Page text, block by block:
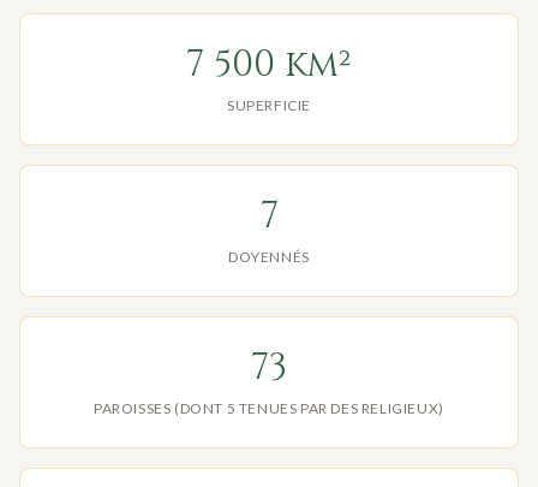
7 500 km²
SUPERFICIE
7
DOYENNÉS
73
PAROISSES (DONT 5 TENUES PAR DES RELIGIEUX)